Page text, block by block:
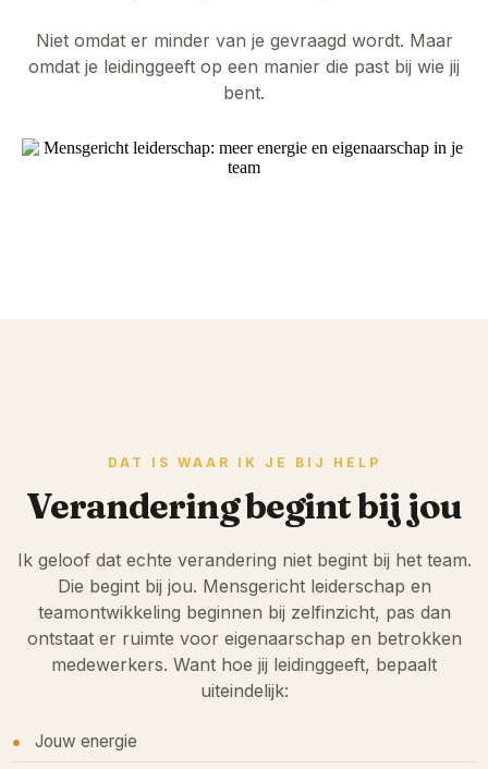
Niet omdat er minder van je gevraagd wordt. Maar
omdat je leidinggeeft op een manier die past bij wie jij
bent.
DAT IS WAAR IK JE BIJ HELP
Verandering begint bij jou
Ik geloof dat echte verandering niet begint bij het team.
Die begint bij jou. Mensgericht leiderschap en
teamontwikkeling beginnen bij zelfinzicht, pas dan
ontstaat er ruimte voor eigenaarschap en betrokken
medewerkers. Want hoe jij leidinggeeft, bepaalt
uiteindelijk:
Jouw energie